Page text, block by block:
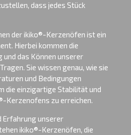
dass jedes Stück
der ikiko®-Kerzenöfen ist ein
Hierbei kommen die
das Können unserer
Sie wissen genau, wie sie
und Bedingungen
die einzigartige Stabilität und
Kerzenofens zu erreichen.
Erfahrung unserer
ikiko®-Kerzenöfen, die